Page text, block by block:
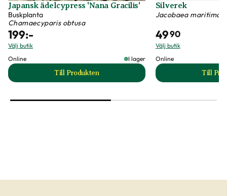
Japansk ädelcypress 'Nana Gracilis'
Buskplanta
Chamaecyparis obtusa
199:-
Välj butik
Online
I lager
Till Produkten
till Japansk ädelcypress 'Nana Gracilis'
Silverek
Jacobaea maritima
4990
Välj butik
Online
Till